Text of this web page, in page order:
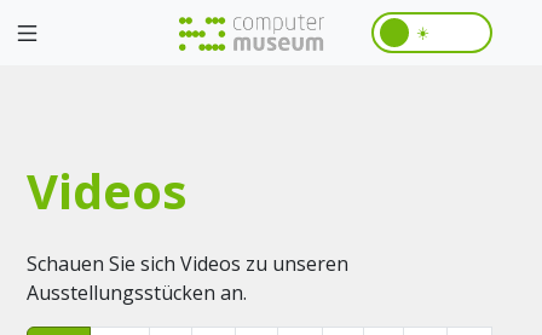
☀️
Videos
Schauen Sie sich Videos zu unseren
Ausstellungsstücken an.